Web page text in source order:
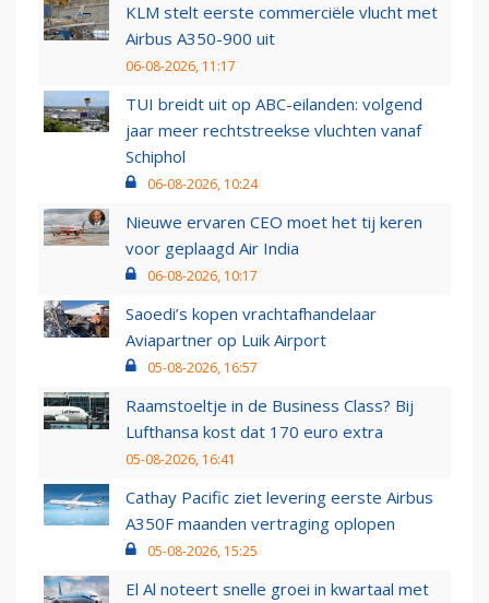
KLM stelt eerste commerciële vlucht met
Airbus A350-900 uit
06-08-2026, 11:17
TUI breidt uit op ABC-eilanden: volgend
jaar meer rechtstreekse vluchten vanaf
Schiphol
06-08-2026, 10:24
Nieuwe ervaren CEO moet het tij keren
voor geplaagd Air India
06-08-2026, 10:17
Saoedi’s kopen vrachtafhandelaar
Aviapartner op Luik Airport
05-08-2026, 16:57
Raamstoeltje in de Business Class? Bij
Lufthansa kost dat 170 euro extra
05-08-2026, 16:41
Cathay Pacific ziet levering eerste Airbus
A350F maanden vertraging oplopen
05-08-2026, 15:25
El Al noteert snelle groei in kwartaal met